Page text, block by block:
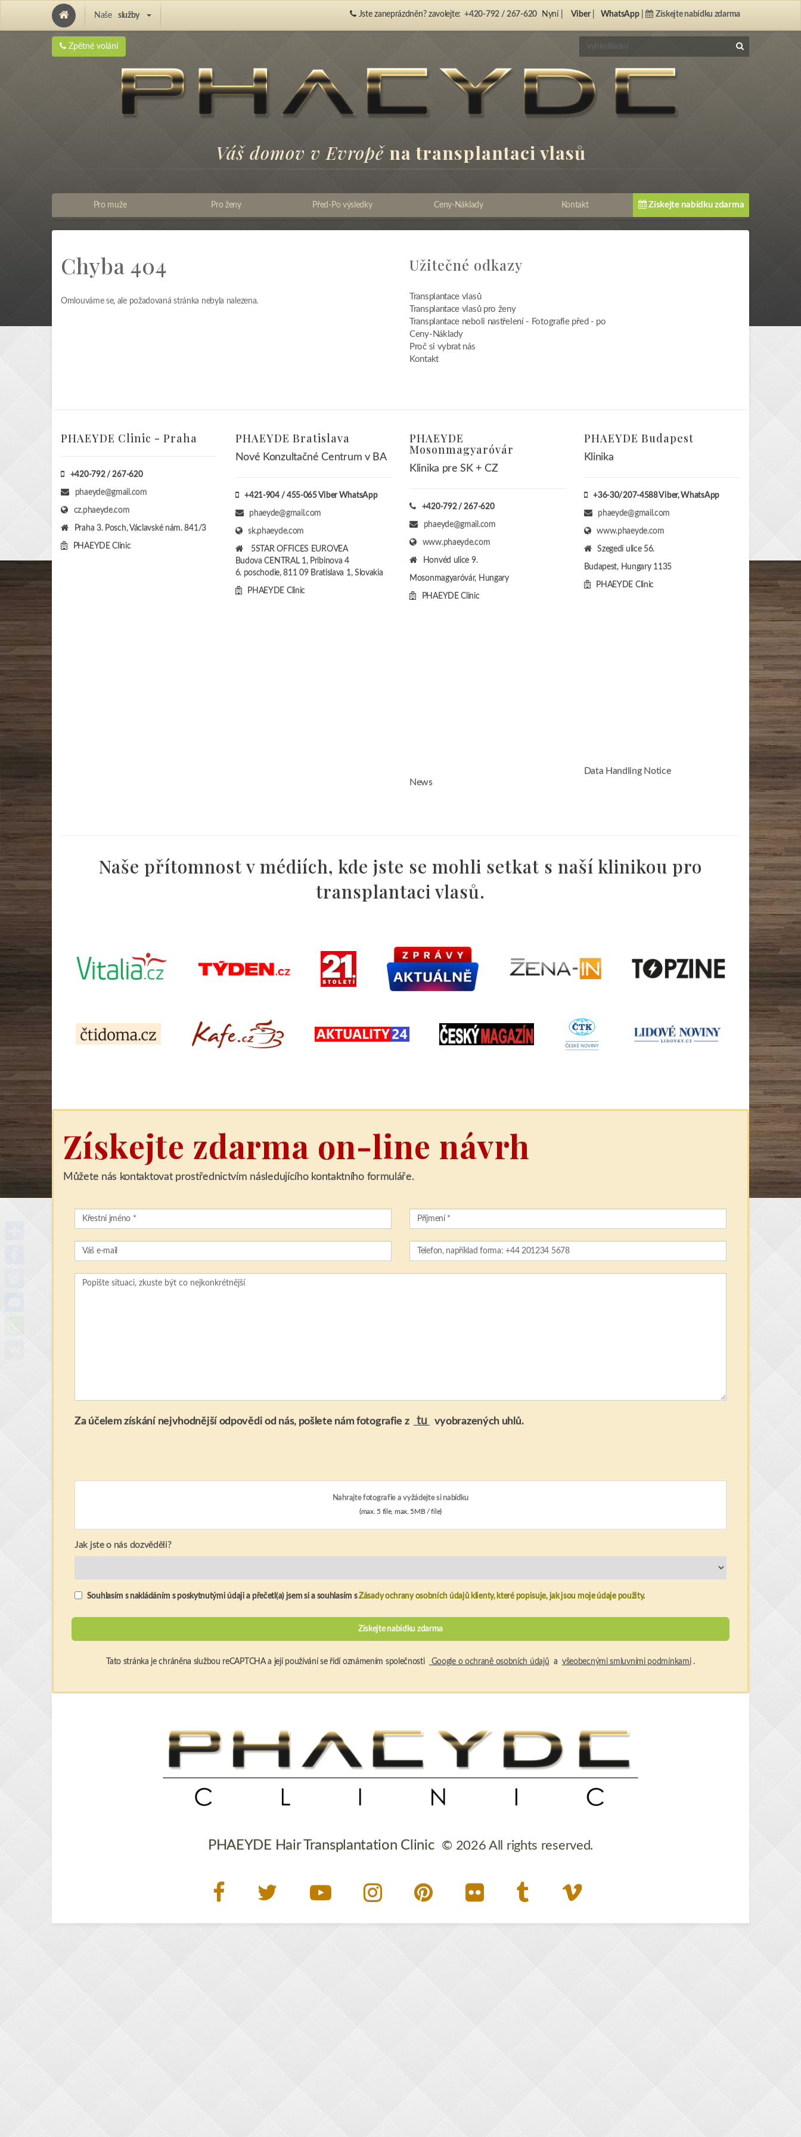
Naše služby Jste zaneprázdněn? zavolejte: +420-792 / 267-620 Nyní | Viber| WhatsApp| Získejte nabídku zdarma
Zpětné volání
Váš domov v Evropěna transplantaci vlasů
Pro muže Pro ženy Před-Po výsledky Ceny-Náklady Kontakt Získejte nabídku zdarma
Chyba 404
Omlouváme se, ale požadovaná stránka nebyla nalezena.
Užitečné odkazy
Transplantace vlasů
Transplantace vlasů pro ženy
Transplantace neboli nastřelení - Fotografie před - po
Ceny-Náklady
Proč si vybrat nás
Kontakt
PHAEYDE Clinic - Praha
+420-792 / 267-620
phaeyde@gmail.com
cz.phaeyde.com
Praha 3. Posch, Václavské nám. 841/3
PHAEYDE Clinic
PHAEYDE Bratislava
Nové Konzultačné Centrum v BA
+421-904 / 455-065 Viber WhatsApp
phaeyde@gmail.com
sk.phaeyde.com
5STAR OFFICES EUROVEA
Budova CENTRAL 1, Pribinova 4
6. poschodie, 811 09 Bratislava 1, Slovakia
PHAEYDE Clinic
PHAEYDE
Mosonmagyaróvár
Klinika pre SK + CZ
+420-792 / 267-620
phaeyde@gmail.com
www.phaeyde.com
Honvéd ulice 9.
Mosonmagyaróvár, Hungary
PHAEYDE Clinic
News
PHAEYDE Budapest
Klinika
+36-30/207-4588Viber, WhatsApp
phaeyde@gmail.com
www.phaeyde.com
Szegedi ulice 56.
Budapest, Hungary 1135
PHAEYDE Clinic
Data Handling Notice
Naše přítomnost v médiích, kde jste se mohli setkat s naší klinikou pro
transplantaci vlasů.
Získejte zdarma on-line návrh
Můžete nás kontaktovat prostřednictvím následujícího kontaktního formuláře.
Za účelem získání nejvhodnější odpovědi od nás, pošlete nám fotografie z tu vyobrazených uhlů.
Nahrajte fotografie a vyžádejte si nabídku
(max. 5 file, max. 5MB / file)
Jak jste o nás dozvěděli?
Souhlasím s nakládáním s poskytnutými údaji a přečetl(a) jsem si a souhlasím sZásady ochrany osobních údajů klienty, které popisuje, jak jsou moje údaje použity.
Tato stránka je chráněna službou reCAPTCHA a její používání se řídí oznámením společnosti Google o ochraně osobních údajů a všeobecnými smluvními podmínkami.
PHAEYDE Hair Transplantation Clinic © 2026 All rights reserved.
Twitter